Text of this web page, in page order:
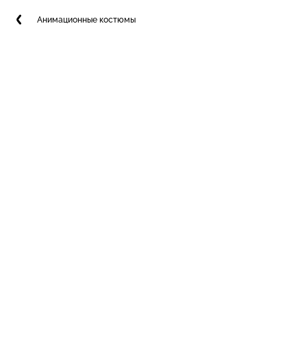
Анимационные костюмы